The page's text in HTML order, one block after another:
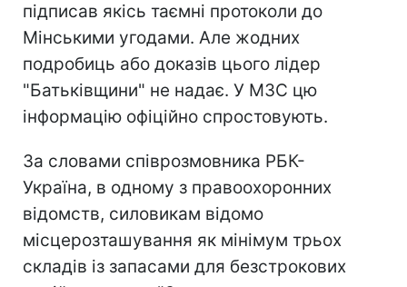
підписав якісь таємні протоколи до
Мінськими угодами. Але жодних
подробиць або доказів цього лідер
"Батьківщини" не надає. У МЗС цю
інформацію офіційно спростовують.
За словами співрозмовника РБК-
Україна, в одному з правоохоронних
відомств, силовикам відомо
місцерозташування як мінімум трьох
складів із запасами для безстрокових